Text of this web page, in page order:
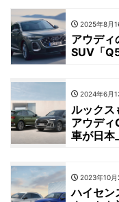
2025年8月
アウディ
SUV「
2024年6月
ルックス
アウデ
車が日本
2023年10月
ハイセン